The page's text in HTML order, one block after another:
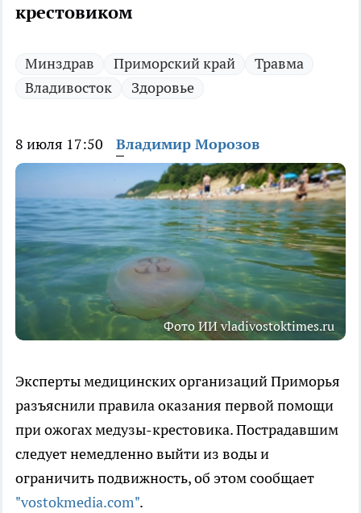
крестовиком
Минздрав Приморский край
Травма
Владивосток
Здоровье
8 июля 17:50 Владимир Морозов
Фото ИИ vladivostoktimes.ru
Эксперты медицинских организаций Приморья
разъяснили правила оказания первой помощи
при ожогах медузы-крестовика. Пострадавшим
следует немедленно выйти из воды и
ограничить подвижность, об этом сообщает
"vostokmedia.com".